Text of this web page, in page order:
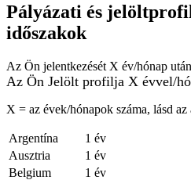
Pályázati és
időszakok
Az Ön jelentkezését X év/hónap
Az Ön Jelölt profilja X évvel/
X = az évek/hónapok száma, lásd az
Argentína
1 év
Ausztria
1 év
Belgium
1 év